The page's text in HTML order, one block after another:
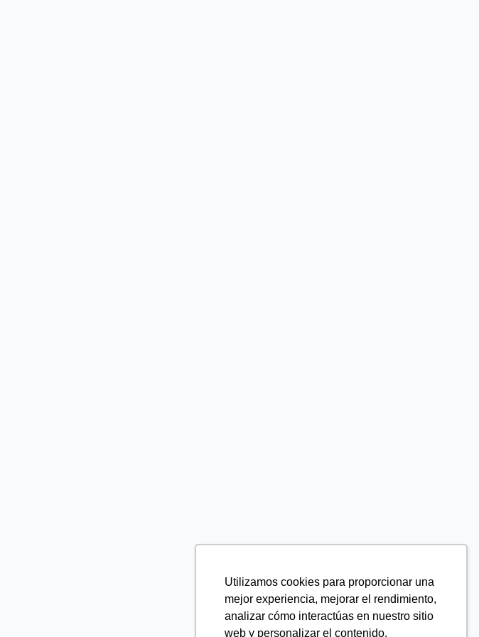
Utilizamos cookies para proporcionar una
mejor experiencia, mejorar el rendimiento,
analizar cómo interactúas en nuestro sitio
web y personalizar el contenido.